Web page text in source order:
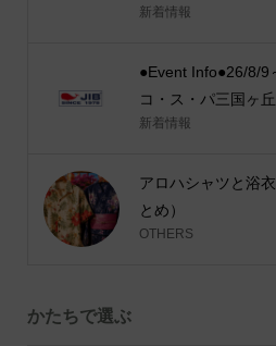
新着情報
●Event Info●26/8/9
コ・ス・パ三国ヶ
新着情報
アロハシャツと浴
とめ）
OTHERS
かたちで選ぶ